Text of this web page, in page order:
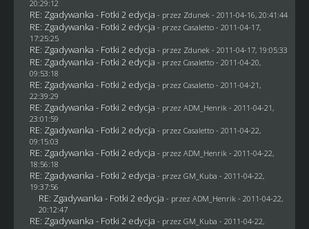
20:29:12
RE: Zgadywanka - Fotki 2 edycja - przez Zdunek - 2011-04-16, 20:41:44
RE: Zgadywanka - Fotki 2 edycja - przez Casaletto- 2011-04-17,
17:25:25
RE: Zgadywanka - Fotki 2 edycja - przez Zdunek - 2011-04-17, 19:05:33
RE: Zgadywanka - Fotki 2 edycja - przez Casaletto- 2011-04-20,
09:53:18
RE: Zgadywanka - Fotki 2 edycja - przez Casaletto- 2011-04-21,
22:39:29
RE: Zgadywanka - Fotki 2 edycja - przez ADM_Henrik - 2011-04-21,
23:01:59
RE: Zgadywanka - Fotki 2 edycja - przez Casaletto- 2011-04-22,
09:15:03
RE: Zgadywanka - Fotki 2 edycja - przez ADM_Henrik - 2011-04-22,
18:56:18
RE: Zgadywanka - Fotki 2 edycja - przez GM_Kuba - 2011-04-22,
19:37:56
RE: Zgadywanka - Fotki 2 edycja - przez ADM_Henrik - 2011-04-22,
20:12:47
RE: Zgadywanka - Fotki 2 edycja - przez GM_Kuba - 2011-04-22,